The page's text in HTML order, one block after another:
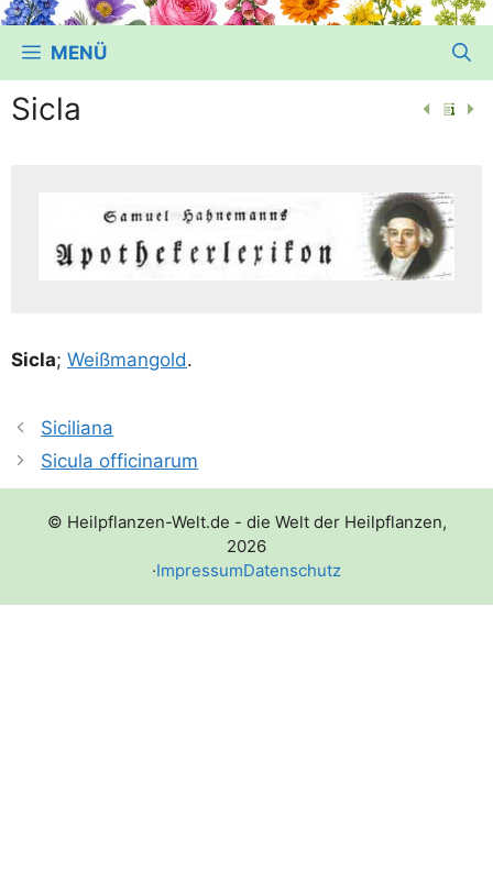
MENÜ
Sicla
Sic­la; Weiß­m­an­gold.
Siciliana
Sicula officinarum
© Heilpflanzen-Welt.de - die Welt der Heilpflanzen,
2026
·ImpressumDatenschutz